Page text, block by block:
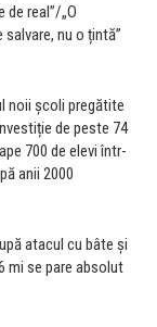
real”/„O
nu o țintă”
noii școli pregătite
de peste 74
700 de elevi într-
anii 2000
atacul cu bâte și
mi se pare absolut